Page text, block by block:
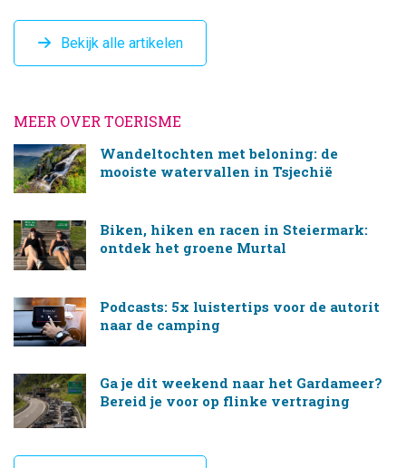
Bekijk alle artikelen
MEER OVER TOERISME
Wandeltochten met beloning: de
mooiste watervallen in Tsjechië
Biken, hiken en racen in Steiermark:
ontdek het groene Murtal
Podcasts: 5x luistertips voor de autorit
naar de camping
Ga je dit weekend naar het Gardameer?
Bereid je voor op flinke vertraging